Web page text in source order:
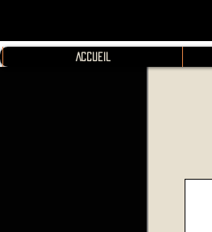
Accueil